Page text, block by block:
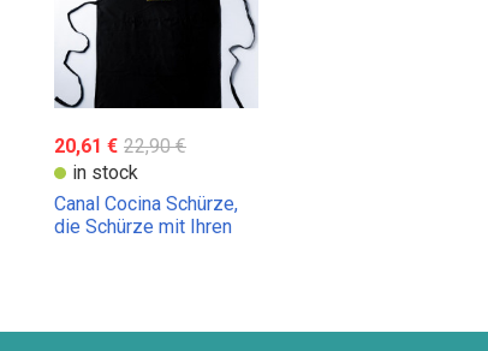
20,61 € 22,90 €
in stock
Canal Cocina Schürze,
die Schürze mit Ihren